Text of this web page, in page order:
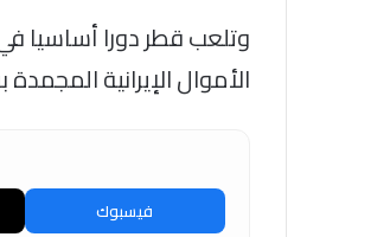
الأموال الإيرانية
فيسبوك